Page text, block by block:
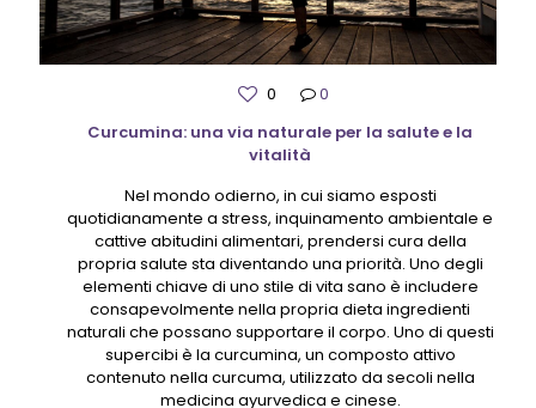
0
0
Curcumina: una via naturale per la salute e la
vitalità
Nel mondo odierno, in cui siamo esposti
quotidianamente a stress, inquinamento ambientale e
cattive abitudini alimentari, prendersi cura della
propria salute sta diventando una priorità. Uno degli
elementi chiave di uno stile di vita sano è includere
consapevolmente nella propria dieta ingredienti
naturali che possano supportare il corpo. Uno di questi
supercibi è la curcumina, un composto attivo
contenuto nella curcuma, utilizzato da secoli nella
medicina ayurvedica e cinese.